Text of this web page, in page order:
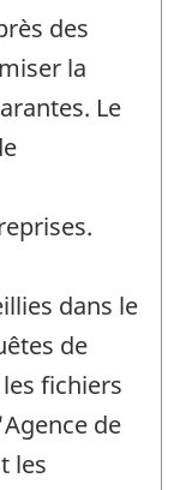
des
la
Le
dans le
de
fichiers
de
les